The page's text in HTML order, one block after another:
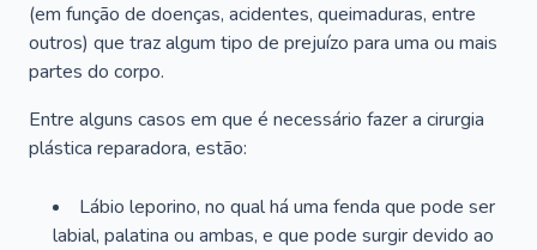
(em função de doenças, acidentes, queimaduras, entre
outros) que traz algum tipo de prejuízo para uma ou mais
partes do corpo.
Entre alguns casos em que é necessário fazer a cirurgia
plástica reparadora, estão:
Lábio leporino, no qual há uma fenda que pode ser
labial, palatina ou ambas, e que pode surgir devido ao